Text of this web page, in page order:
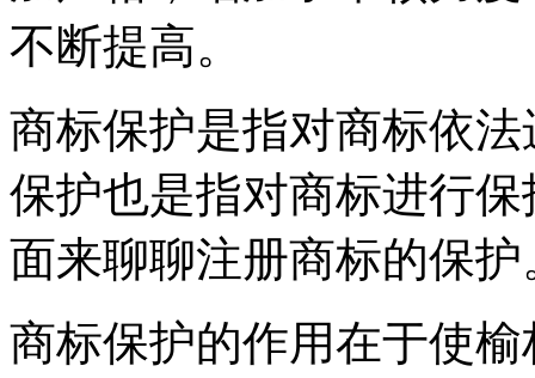
不断提高。
商标保护是指对商标依
保护也是指对商标进行
面来聊聊注册商标的保护
商标保护的作用在于使